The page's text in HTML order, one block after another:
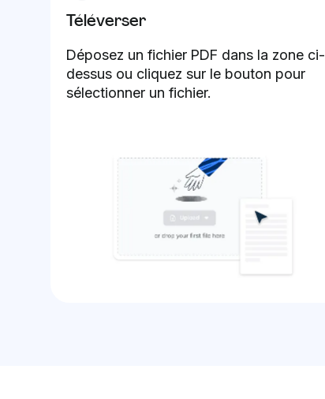
Téléverser
Déposez un fichier PDF dans la zone ci-
dessus ou cliquez sur le bouton pour
sélectionner un fichier.